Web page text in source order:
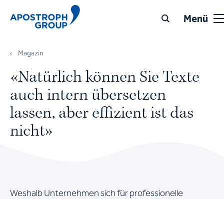
Menü
Magazin
«Natürlich können Sie Texte
auch intern übersetzen
lassen, aber effizient ist das
nicht»
Weshalb Unternehmen sich für professionelle